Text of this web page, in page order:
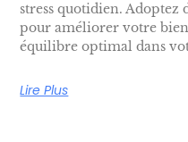
stress quotidien. Adoptez
pour améliorer votre
équilibre optimal dans
Lire Plus